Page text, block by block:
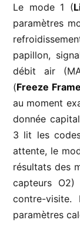
Le mode 1 (
paramètres
papillon,
débit air
(Freeze Frame
au moment
donnée
3 lit les
attente, le
résultats des
capteurs
contre-
paramètres